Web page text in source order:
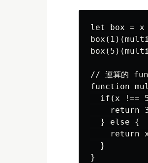
let box = x
// 運算的
function
if(x !==
return
  } else {
return
  }
}